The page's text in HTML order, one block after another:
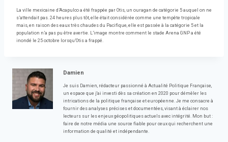
La ville mexicaine d’Acapulco a été frappée par Otis, un ouragan de catégorie 5 auquel on ne
s’attendait pas. 24 heures plus tôt, elle était considérée comme une tempête tropicale
mais, en raison des eaux très chaudes du Pacifique, elle est passée à la catégorie 5 et la
population n’a pas pu être avertie. L’image montre comment le stade Arena GNP a été
inondé le 25 octobre lorsqu’Otis a frappé.
Damien
Je suis Damien, rédacteur passionné à Actualité Politique Française,
un espace que j'ai investi dès sa création en 2020 pour démêler les
intrications de la politique française et européenne. Je me consacre à
fournir des analyses précises et documentées, visant à éclairer nos
lecteurs sur les enjeux géopolitiques actuels avec intégrité. Mon but :
faire de notre média une source fiable pour ceux qui recherchent une
information de qualité et indépendante.